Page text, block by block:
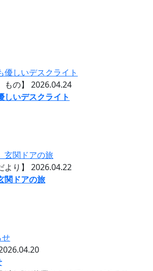
もの】 2026.04.24
しいデスクライト
より】 2026.04.22
ドアの旅